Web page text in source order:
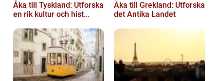
Åka till Tyskland: Utforska
en rik kultur och hist...
Åka till Grekland: Utforska
det Antika Landet